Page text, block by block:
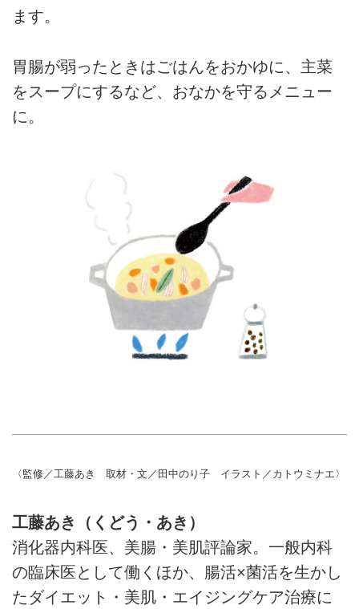
ます。
胃腸が弱ったときはごはんをおかゆに、主菜
をスープにするなど、おなかを守るメニュー
に。
〈監修／工藤あき 取材・文／田中のり子 イラスト／カトウミナエ〉
工藤あき（くどう・あき）
消化器内科医、美腸・美肌評論家。一般内科
の臨床医として働くほか、腸活×菌活を生かし
たダイエット・美肌・エイジングケア治療に